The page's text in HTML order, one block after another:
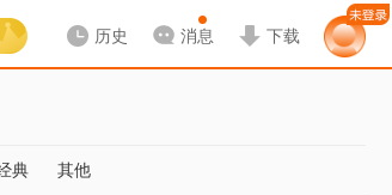
历史 消息 下载
典 其他